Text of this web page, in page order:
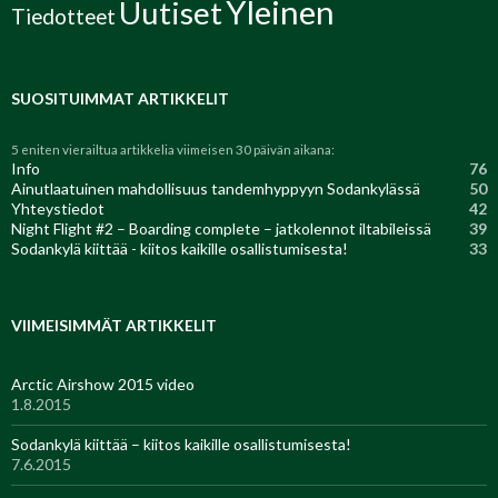
Tiedotteet UutisetYleinen
SUOSITUIMMAT ARTIKKELIT
5 eniten vierailtua artikkelia viimeisen 30 päivän aikana:
Info
76
Ainutlaatuinen mahdollisuus tandemhyppyyn Sodankylässä
50
Yhteystiedot
42
Night Flight #2 – Boarding complete – jatkolennot iltabileissä
39
Sodankylä kiittää - kiitos kaikille osallistumisesta!
33
VIIMEISIMMÄT ARTIKKELIT
Arctic Airshow 2015 video
1.8.2015
Sodankylä kiittää – kiitos kaikille osallistumisesta!
7.6.2015